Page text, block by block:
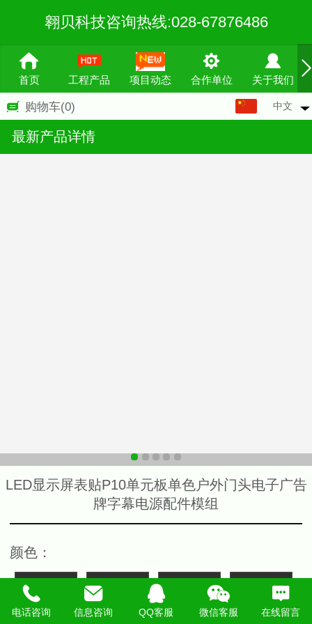
翱贝科技咨询热线:028-67876486
首页 工程产品 项目动态 合作单位 关于我们
购物车(0) 中文
最新产品详情
LED显示屏表贴P10单元板单色户外门头电子广告
牌字幕电源配件模组
颜色 ：
单红色 单绿色 单黄色 单蓝色
电话咨询 信息咨询 QQ客服 微信客服 在线留言